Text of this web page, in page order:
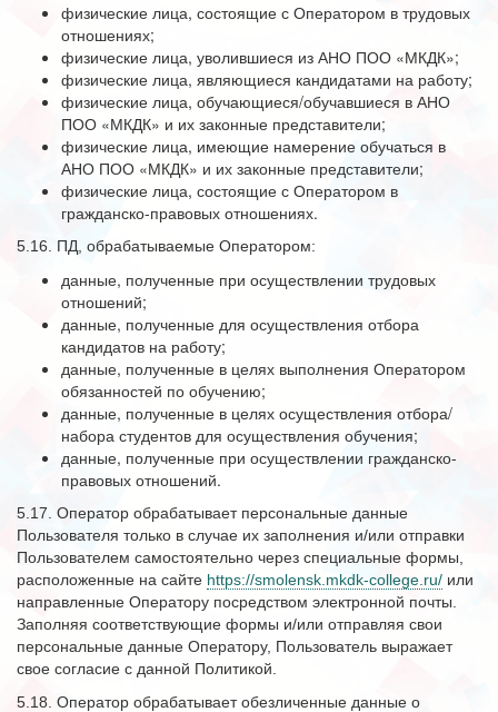
физические лица, состоящие с Оператором в трудовых
отношениях;
физические лица, уволившиеся из АНО ПОО «МКДК»;
физические лица, являющиеся кандидатами на работу;
физические лица, обучающиеся/обучавшиеся в АНО
ПОО «МКДК» и их законные представители;
физические лица, имеющие намерение обучаться в
АНО ПОО «МКДК» и их законные представители;
физические лица, состоящие с Оператором в
гражданско-правовых отношениях.
5.16. ПД, обрабатываемые Оператором:
данные, полученные при осуществлении трудовых
отношений;
данные, полученные для осуществления отбора
кандидатов на работу;
данные, полученные в целях выполнения Оператором
обязанностей по обучению;
данные, полученные в целях осуществления отбора/
набора студентов для осуществления обучения;
данные, полученные при осуществлении гражданско-
правовых отношений.
5.17. Оператор обрабатывает персональные данные
Пользователя только в случае их заполнения и/или отправки
Пользователем самостоятельно через специальные формы,
расположенные на сайте https://smolensk.mkdk-college.ru/ или
направленные Оператору посредством электронной почты.
Заполняя соответствующие формы и/или отправляя свои
персональные данные Оператору, Пользователь выражает
свое согласие с данной Политикой.
5.18. Оператор обрабатывает обезличенные данные о